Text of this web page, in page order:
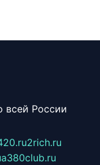
всей России
2rich.ru
a380club.ru